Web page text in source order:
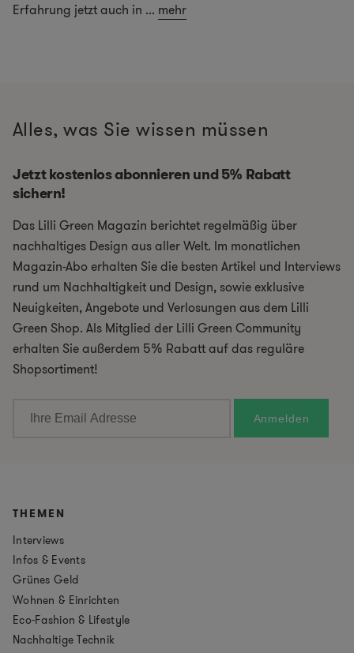
Erfahrung jetzt auch in ... mehr
Alles, was Sie wissen müssen
Jetzt kostenlos abonnieren und 5% Rabatt
sichern!
Das Lilli Green Magazin berichtet regelmäßig über
nachhaltiges Design aus aller Welt. Im monatlichen
Magazin-Abo erhalten Sie die besten Artikel und Interviews
rund um Nachhaltigkeit und Design, sowie exklusive
Neuigkeiten, Angebote und Verlosungen aus dem Lilli
Green Shop. Als Mitglied der Lilli Green Community
erhalten Sie außerdem 5% Rabatt auf das reguläre
Shopsortiment!
THEMEN
Interviews
Infos & Events
Grünes Geld
Wohnen & Einrichten
Eco-Fashion & Lifestyle
Nachhaltige Technik